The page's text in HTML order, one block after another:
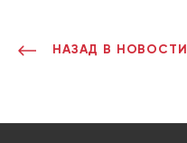
НАЗАД В НОВОСТИ